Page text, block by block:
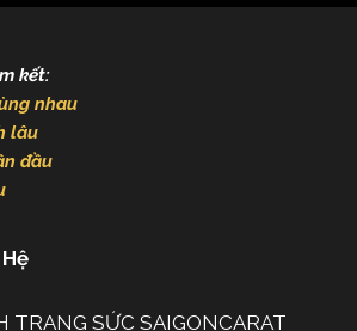
kết:
nhau
lâu
đầu
TRANG SỨC SAIGONCARAT